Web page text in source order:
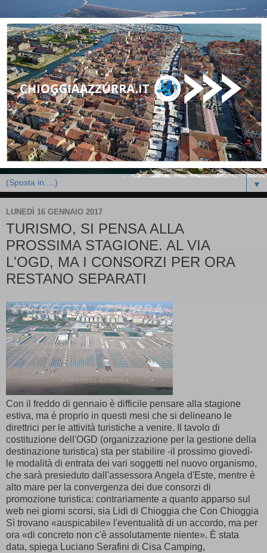
▼
LUNEDÌ 16 GENNAIO 2017
TURISMO, SI PENSA ALLA
PROSSIMA STAGIONE. AL VIA
L'OGD, MA I CONSORZI PER ORA
RESTANO SEPARATI
Con il freddo di gennaio è difficile pensare alla stagione
estiva, ma è proprio in questi mesi che si delineano le
direttrici per le attività turistiche a venire. Il tavolo di
costituzione dell'OGD (organizzazione per la gestione della
destinazione turistica) sta per stabilire -il prossimo giovedì-
le modalità di entrata dei vari soggetti nel nuovo organismo,
che sarà presieduto dall'assessora Angela d'Este, mentre è
alto mare per la convergenza dei due consorzi di
promozione turistica: contrariamente a quanto apparso sul
web nei giorni scorsi, sia Lidi di Chioggia che Con Chioggia
Sì trovano «auspicabile» l'eventualità di un accordo, ma per
ora «di concreto non c'è assolutamente niente». È stata
data, spiega Luciano Serafini di Cisa Camping,